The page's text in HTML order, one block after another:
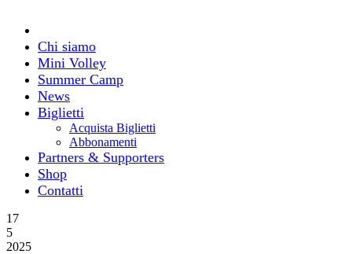
Chi siamo
Mini Volley
Summer Camp
News
Biglietti
Acquista Biglietti
Abbonamenti
Partners & Supporters
Shop
Contatti
17
5
2025